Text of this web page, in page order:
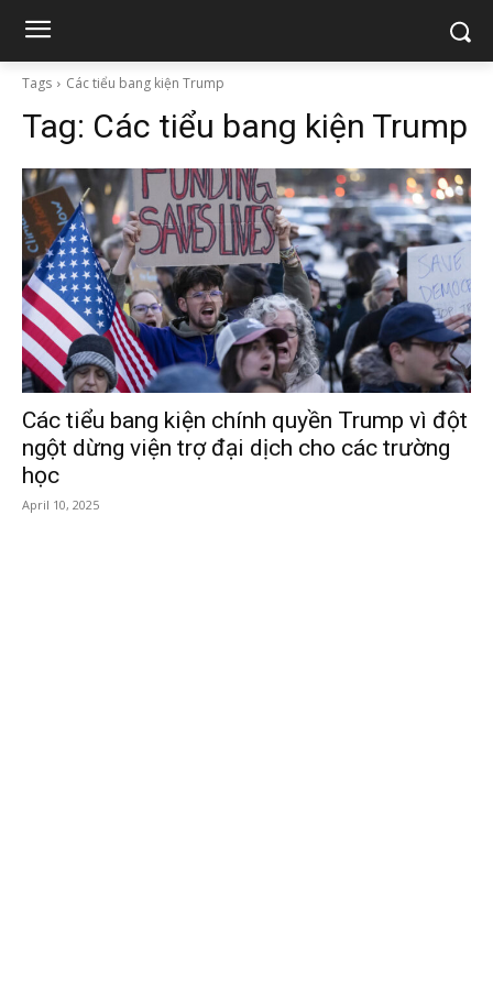
Tags Các tiểu bang kiện Trump
Tag: Các tiểu bang kiện Trump
Các tiểu bang kiện chính quyền Trump vì đột
ngột dừng viện trợ đại dịch cho các trường
học
April 10, 2025